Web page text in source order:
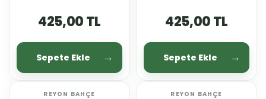
425,00 TL
Sepete Ekle
425,00 TL
Sepete Ekle
REYON BAHÇE REYON BAHÇE